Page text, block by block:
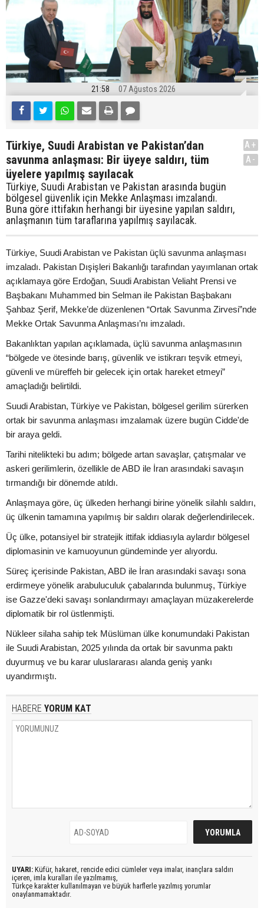
21:58 07 Ağustos 2026
Türkiye, Suudi Arabistan ve Pakistan’dan
savunma anlaşması: Bir üyeye saldırı, tüm
üyelere yapılmış sayılacak
Türkiye, Suudi Arabistan ve Pakistan arasında bugün
bölgesel güvenlik için Mekke Anlaşması imzalandı.
Buna göre ittifakın herhangi bir üyesine yapılan saldırı,
anlaşmanın tüm taraflarına yapılmış sayılacak.
A+
A-
Türkiye, Suudi Arabistan ve Pakistan üçlü savunma anlaşması
imzaladı. Pakistan Dışişleri Bakanlığı tarafından yayımlanan ortak
açıklamaya göre Erdoğan, Suudi Arabistan Veliaht Prensi ve
Başbakanı Muhammed bin Selman ile Pakistan Başbakanı
Şahbaz Şerif, Mekke’de düzenlenen “Ortak Savunma Zirvesi”nde
Mekke Ortak Savunma Anlaşması’nı imzaladı.
Bakanlıktan yapılan açıklamada, üçlü savunma anlaşmasının
“bölgede ve ötesinde barış, güvenlik ve istikrarı teşvik etmeyi,
güvenli ve müreffeh bir gelecek için ortak hareket etmeyi”
amaçladığı belirtildi.
Suudi Arabistan, Türkiye ve Pakistan, bölgesel gerilim sürerken
ortak bir savunma anlaşması imzalamak üzere bugün Cidde'de
bir araya geldi.
Tarihi nitelikteki bu adım; bölgede artan savaşlar, çatışmalar ve
askeri gerilimlerin, özellikle de ABD ile İran arasındaki savaşın
tırmandığı bir dönemde atıldı.
Anlaşmaya göre, üç ülkeden herhangi birine yönelik silahlı saldırı,
üç ülkenin tamamına yapılmış bir saldırı olarak değerlendirilecek.
Üç ülke, potansiyel bir stratejik ittifak iddiasıyla aylardır bölgesel
diplomasinin ve kamuoyunun gündeminde yer alıyordu.
Süreç içerisinde Pakistan, ABD ile İran arasındaki savaşı sona
erdirmeye yönelik arabuluculuk çabalarında bulunmuş, Türkiye
ise Gazze'deki savaşı sonlandırmayı amaçlayan müzakerelerde
diplomatik bir rol üstlenmişti.
Nükleer silaha sahip tek Müslüman ülke konumundaki Pakistan
ile Suudi Arabistan, 2025 yılında da ortak bir savunma paktı
duyurmuş ve bu karar uluslararası alanda geniş yankı
uyandırmıştı.
HABERE YORUM KAT
UYARI: Küfür, hakaret, rencide edici cümleler veya imalar, inançlara saldırı
içeren, imla kuralları ile yazılmamış,
Türkçe karakter kullanılmayan ve büyük harflerle yazılmış yorumlar
onaylanmamaktadır.